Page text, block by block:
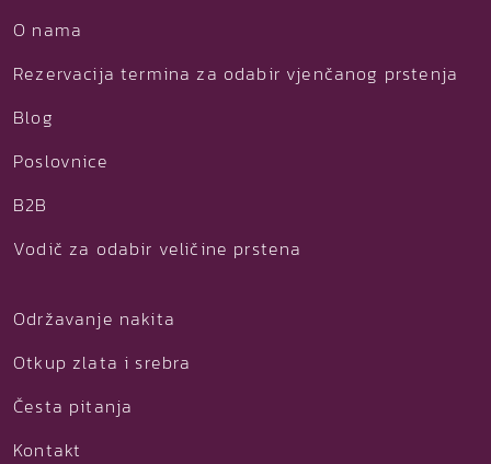
O nama
Rezervacija termina za odabir vjenčanog prstenja
Blog
Poslovnice
B2B
Vodič za odabir veličine prstena
Održavanje nakita
Otkup zlata i srebra
Česta pitanja
Kontakt